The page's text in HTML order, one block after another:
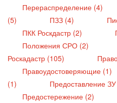
Перераспределение (4)
(5)
ПЗЗ (4)
ПКК Роскдастр (2)
Положения СРО (2)
Роскадастр (105)
Правоудостоверяющие (1)
(1)
Предоставление
Предостережение (2)